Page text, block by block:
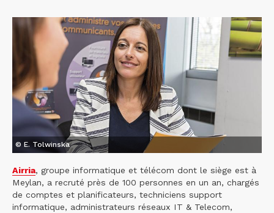
© E. Tolwinska
Airria, groupe informatique et télécom dont le siège est à
Meylan, a recruté près de 100 personnes en un an, chargés
de comptes et planificateurs, techniciens support
informatique, administrateurs réseaux IT & Telecom,